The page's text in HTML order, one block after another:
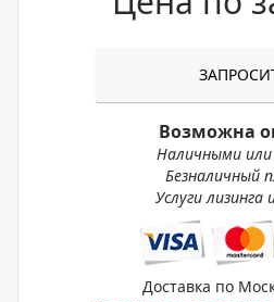
Возможна
Наличными
Безналичный
Услуги лизинга
Доставка по